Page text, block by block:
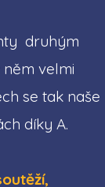
druhým
velmi
se tak naše
díky A.